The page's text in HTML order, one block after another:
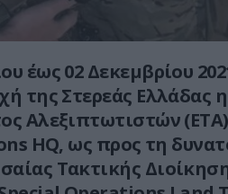
έως 02 Δεκεμβρίου
της Στερεάς Ελλάδας
Αλεξιπτωτιστών
HQ, ως προς τη
Τακτικής